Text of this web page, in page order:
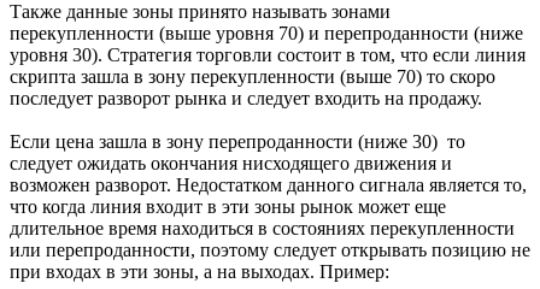
Также данные зоны принято называть зонами
перекупленности (выше уровня 70) и перепроданности (ниже
уровня 30). Стратегия торговли состоит в том, что если линия
скрипта зашла в зону перекупленности (выше 70) то скоро
последует разворот рынка и следует входить на продажу.
Если цена зашла в зону перепроданности (ниже 30) то
следует ожидать окончания нисходящего движения и
возможен разворот. Недостатком данного сигнала является то,
что когда линия входит в эти зоны рынок может еще
длительное время находиться в состояниях перекупленности
или перепроданности, поэтому следует открывать позицию не
при входах в эти зоны, а на выходах. Пример: